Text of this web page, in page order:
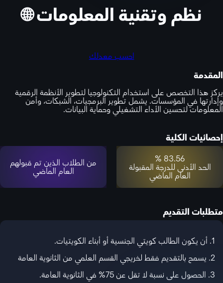
نظم وتقنية المعلومات 🌐
احسب معدلك
المقدمة
يركز هذا التخصص على استخدام التكنولوجيا لتطوير الأنظمة الرقمية
وإدارتها في المؤسسات. يشمل تطوير البرمجيات، الشبكات، وأمن
المعلومات لتحسين الأداء التشغيلي وحماية البيانات.
إحصائيات الكلية
83.56 %
الحد الأدنى للدرجة المقبولة
العام الماضي
من الطلاب الذين تم قبولهم
العام الماضي
متطلبات التقديم
1. أن يكون الطالب كويتي الجنسية أو أبناء الكويتيات.
2. يسمح بالتقديم فقط لخريجي القسم العلمي من الثانوية العامة
3. الحصول على نسبة لا تقل عن 75% في الثانوية العامة.